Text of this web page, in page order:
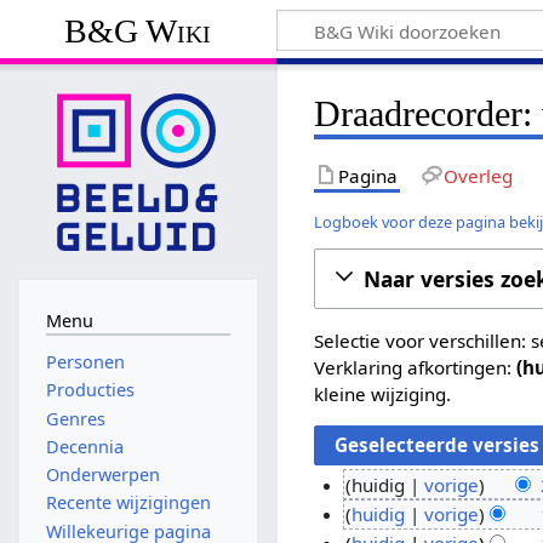
B&G Wiki
Draadrecorder:
Pagina Overleg
Logboek voor deze pagina
Naar versies
Selectie voor verschillen:
Verklaring afkortingen:
kleine wijziging.
2
huidig vorige
G
e
huidig vorige
Menu
Personen
Producties
Genres
Decennia
Onderwerpen
Recente wijzigingen
Willekeurige pagina